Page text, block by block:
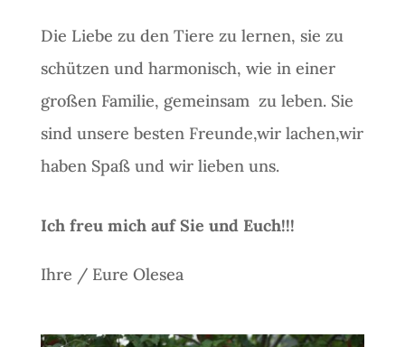
Die Liebe zu den Tiere zu lernen, sie zu
schützen und harmonisch, wie in einer
großen Familie, gemeinsam zu leben. Sie
sind unsere besten Freunde,wir lachen,wir
haben Spaß und wir lieben uns.
Ich freu mich auf Sie und Euch!!!
Ihre / Eure Olesea